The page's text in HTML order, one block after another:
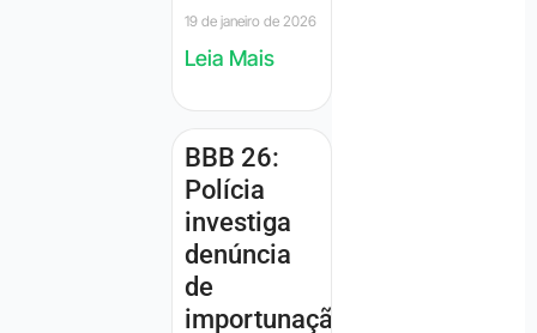
19 de janeiro de 2026
Leia Mais
BBB 26:
Polícia
investiga
denúncia
de
importunação